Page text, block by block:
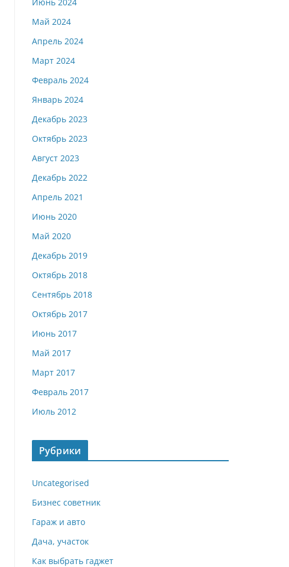
Май 2024
Апрель 2024
Март 2024
Февраль 2024
Январь 2024
Декабрь 2023
Октябрь 2023
Август 2023
Декабрь 2022
Апрель 2021
Июнь 2020
Май 2020
Декабрь 2019
Октябрь 2018
Сентябрь 2018
Октябрь 2017
Июнь 2017
Май 2017
Март 2017
Февраль 2017
Июль 2012
Рубрики
Uncategorised
Бизнес советник
Гараж и авто
Дача, участок
Как выбрать гаджет